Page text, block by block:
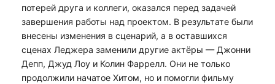
потерей друга и коллеги, оказался перед задачей
завершения работы над проектом. В результате были
внесены изменения в сценарий, а в оставшихся
сценах Леджера заменили другие актёры — Джонни
Депп, Джуд Лоу и Колин Фаррелл. Они не только
продолжили начатое Хитом, но и помогли фильму